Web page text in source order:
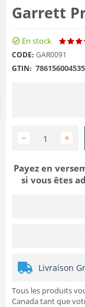
Garrett
En stock
CODE: GAR0091
GTIN: 786156004535
+
−
Payez en
si vous êtes
Livraison
Tous les produits
Canada tant que